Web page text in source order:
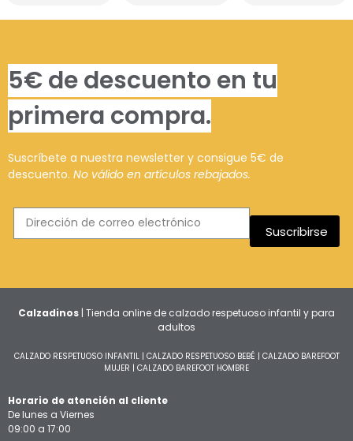
5€ de descuento en tu
primera compra.
Suscríbete a nuestra newsletter y consigue 5€ de
descuento. No válido en artículos rebajados.
Suscribirse
Calzadinos | Tienda online de calzado respetuoso infantil y para
adultos
CALZADO RESPETUOSO INFANTIL| CALZADO RESPETUOSO BEBÉ | CALZADO BAREFOOT
MUJER | CALZADO BAREFOOT HOMBRE
Horario de atención al cliente
De lunes a Viernes
09:00 a 17:00